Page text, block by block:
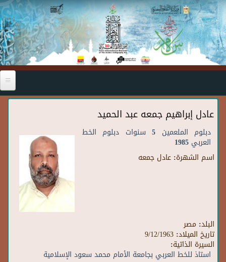
Skip to main content
عادل إبراهيم جمعه عبد الحميد
دبلوم الملعمين 5 سنوات دبلوم الخط
العربي 1985
اسم الشهرة: عادل جمعه
البلد: مصر
تاريخ الميلاد: 9/12/1963
السيرة الذاتية:
استاذ للخط العربي بجامعة الأمام محمد سعود الإسلامية